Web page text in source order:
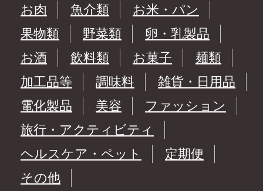
お肉
魚介類
お米・パン
果物類
野菜類
卵・乳製品
お酒
飲料類 お菓子
麺類
加工品等
調味料
雑貨・日用品
電化製品
美容
ファッション
旅行・アクティビティ
ヘルスケア・ペット
定期便
その他